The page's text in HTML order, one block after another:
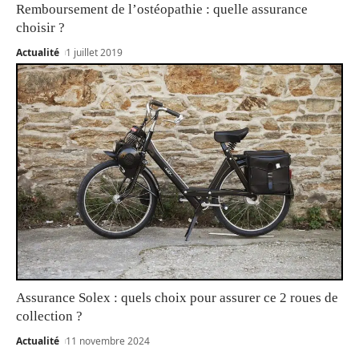
Remboursement de l’ostéopathie : quelle assurance
choisir ?
Actualité 1 juillet 2019
Assurance Solex : quels choix pour assurer ce 2 roues de
collection ?
Actualité 11 novembre 2024